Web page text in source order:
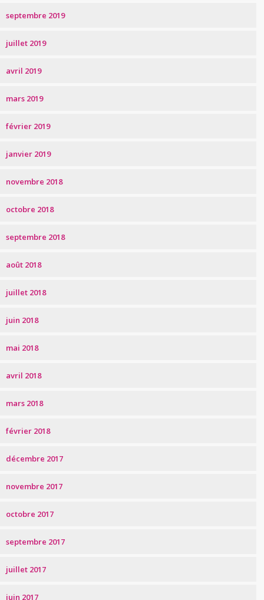
septembre 2019
juillet 2019
avril 2019
mars 2019
février 2019
janvier 2019
novembre 2018
octobre 2018
septembre 2018
août 2018
juillet 2018
juin 2018
mai 2018
avril 2018
mars 2018
février 2018
décembre 2017
novembre 2017
octobre 2017
septembre 2017
juillet 2017
juin 2017